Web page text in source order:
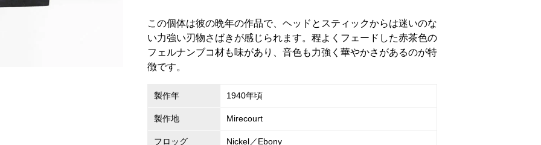
この個体は彼の晩年の作品で、ヘッドとスティックからは迷いのな
い力強い刃物さばきが感じられます。程よくフェードした赤茶色の
フェルナンブコ材も味があり、音色も力強く華やかさがあるのが特
徴です。
製作年 1940年頃
製作地 Mirecourt
フロッグ Nickel／Ebony